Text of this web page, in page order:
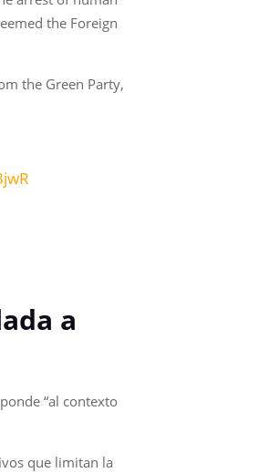
the Foreign
the Green Party,
a
“al contexto
que limitan la